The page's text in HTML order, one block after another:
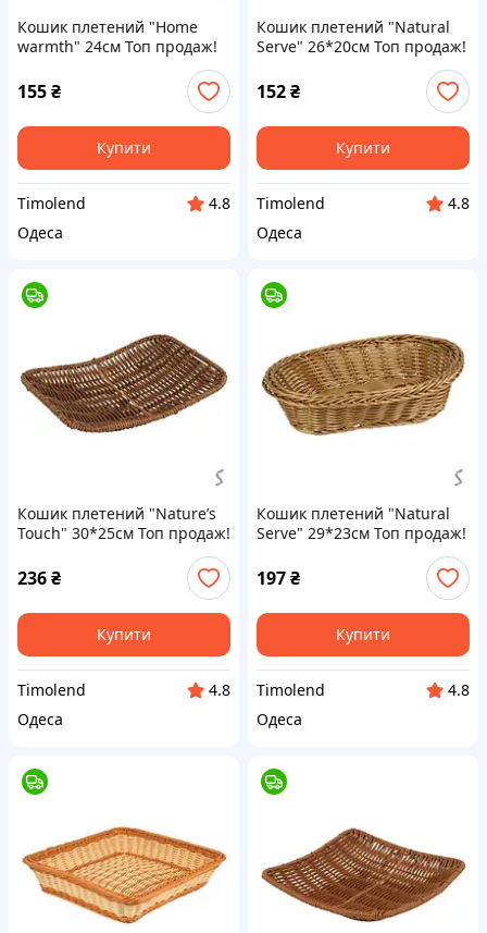
Кошик плетений "Home
warmth" 24см Топ продаж!
155₴
Купити
Timolend
4.8
Одеса
Кошик плетений "Natural
Serve" 26*20см Топ продаж!
152₴
Купити
Timolend
4.8
Одеса
Кошик плетений "Nature’s
Touch" 30*25см Топ продаж!
236₴
Купити
Timolend
4.8
Одеса
Кошик плетений "Natural
Serve" 29*23см Топ продаж!
197₴
Купити
Timolend
4.8
Одеса